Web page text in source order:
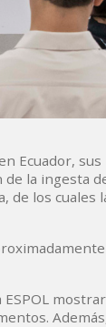
Ecuador,
de la ingesta
de los